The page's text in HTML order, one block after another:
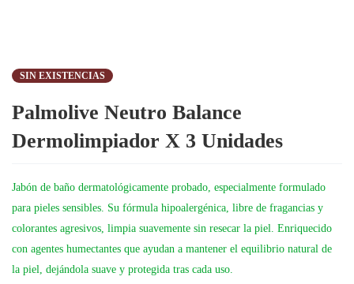
SIN EXISTENCIAS
Palmolive Neutro Balance
Dermolimpiador X 3 Unidades
Jabón de baño dermatológicamente probado, especialmente formulado
para pieles sensibles. Su fórmula hipoalergénica, libre de fragancias y
colorantes agresivos, limpia suavemente sin resecar la piel. Enriquecido
con agentes humectantes que ayudan a mantener el equilibrio natural de
la piel, dejándola suave y protegida tras cada uso.